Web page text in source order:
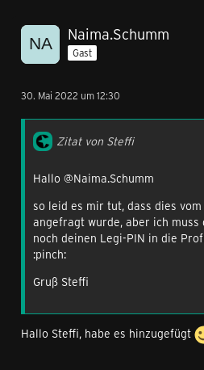
Naima.Schumm
Gast
30. Mai 2022 um 12:30
Zitat von Steffi
Hallo @Naima.Schumm
so leid es mir tut, dass dies
angefragt wurde, aber ich
noch deinen Legi-PIN in die
:pinch:
Gruß Steffi
Hallo Steffi, habe es hinzugefügt